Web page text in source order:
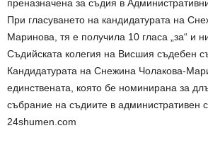
преназначена за съдия в
При гласуването на кандидатурата на
Маринова, тя е получила 10 гласа „за“ и
Съдийската колегия на Висшия съдебен
Кандидатурата на Снежина Чолакова-
единствената, която бе номинирана за
събрание на съдиите в административен
24shumen.com